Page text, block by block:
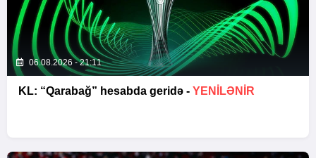
06.08.2026 - 21:11
KL: “Qarabağ” hesabda geridə - YENİLƏNİR